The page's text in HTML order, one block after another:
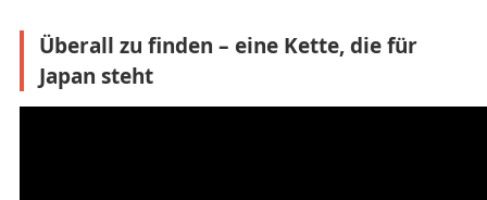
Überall zu finden – eine Kette, die für
Japan steht